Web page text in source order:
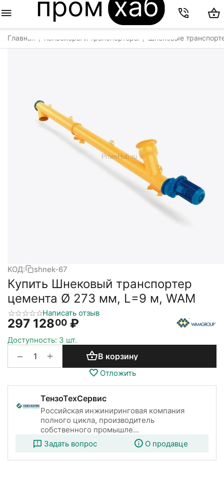
Главная / Конвейеры и транспортеры / Шнековые
КОД: shnek-67
Купить Шнековый транспортер
цемента Ø 273 мм, L=9 м, WAM
Написать отзыв
297 12800 ₽
Доступность: 3 шт.
+
− В корзину
Отложить
ТензоТехСервис
Российская инжиниринговая компания
полного цикла, производитель
собственного промышле...
Задать вопрос
О продавце